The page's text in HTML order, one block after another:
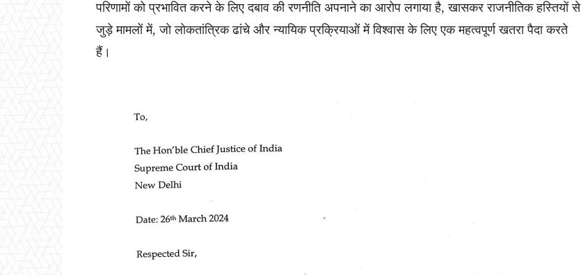
परिणामों को प्रभावित करने के लिए दबाव की रणनीति अपनाने का आरोप लगाया है, खासकर राजनीतिक हस्तियों से
जुड़े मामलों में, जो लोकतांत्रिक ढांचे और न्यायिक प्रक्रियाओं में विश्वास के लिए एक महत्वपूर्ण खतरा पैदा करते
हैं।